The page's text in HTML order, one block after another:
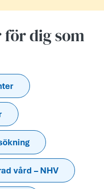
för dig som
vård – NHV